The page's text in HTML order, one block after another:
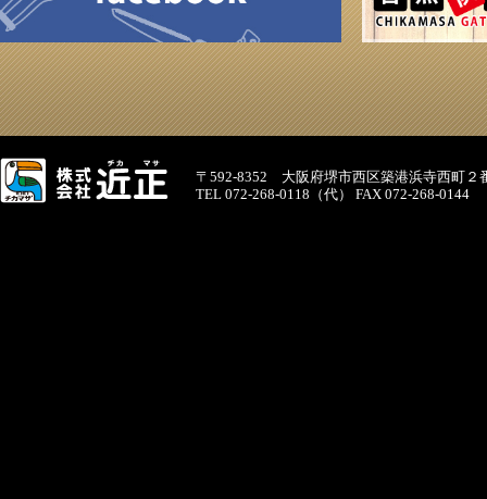
〒592-8352 大阪府堺市西区築港浜寺西町２
TEL 072-268-0118（代） FAX 072-268-0144